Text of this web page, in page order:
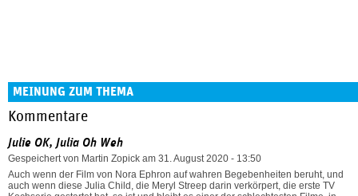
MEINUNG ZUM THEMA
Kommentare
Julie OK, Julia Oh Weh
Gespeichert von Martin Zopick am 31. August 2020 - 13:50
Auch wenn der Film von Nora Ephron auf wahren Begebenheiten beruht, und
auch wenn diese Julia Child, die Meryl Streep darin verkörpert, die erste TV